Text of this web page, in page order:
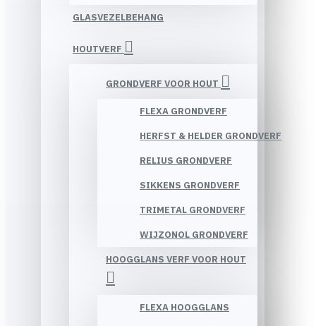
GLASVEZELBEHANG
HOUTVERF
GRONDVERF VOOR HOUT
FLEXA GRONDVERF
HERFST & HELDER GRONDVERF
RELIUS GRONDVERF
SIKKENS GRONDVERF
TRIMETAL GRONDVERF
WIJZONOL GRONDVERF
HOOGGLANS VERF VOOR HOUT
FLEXA HOOGGLANS